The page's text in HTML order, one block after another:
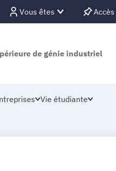
Vous êtes
de génie industriel
Vie étudiante